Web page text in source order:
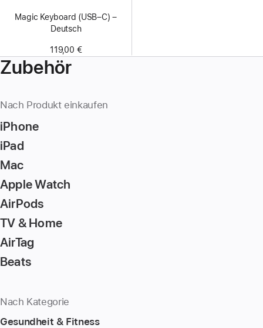
Magic Keyboard (USB–C) –
Deutsch
119,00 €
Zubehör
Nach Produkt einkaufen
iPhone
iPad
Mac
Apple Watch
AirPods
TV & Home
AirTag
Beats
Nach Kategorie
Gesundheit & Fitness